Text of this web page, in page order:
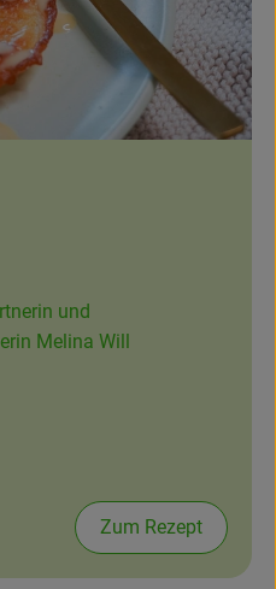
25 Euro
und
Melina Will
Zum Rezept